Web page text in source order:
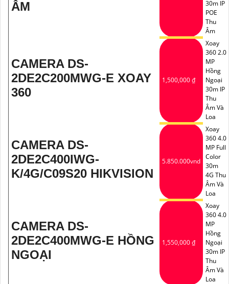
ÂM
30m IP
POE
Thu
Âm
CAMERA DS-
2DE2C200MWG-E XOAY
360
1,500,000 ₫
Xoay
360 2.0
MP
Hồng
Ngoại
30m IP
Thu
Âm Và
Loa
CAMERA DS-
2DE2C400IWG-
K/4G/C09S20 HIKVISION
5.850.000vnd
Xoay
360 4.0
MP Full
Color
30m
4G Thu
Âm Và
Loa
CAMERA DS-
2DE2C400MWG-E HỒNG
NGOẠI
1,550,000 ₫
Xoay
360 4.0
MP
Hồng
Ngoại
30m IP
Thu
Âm Và
Loa